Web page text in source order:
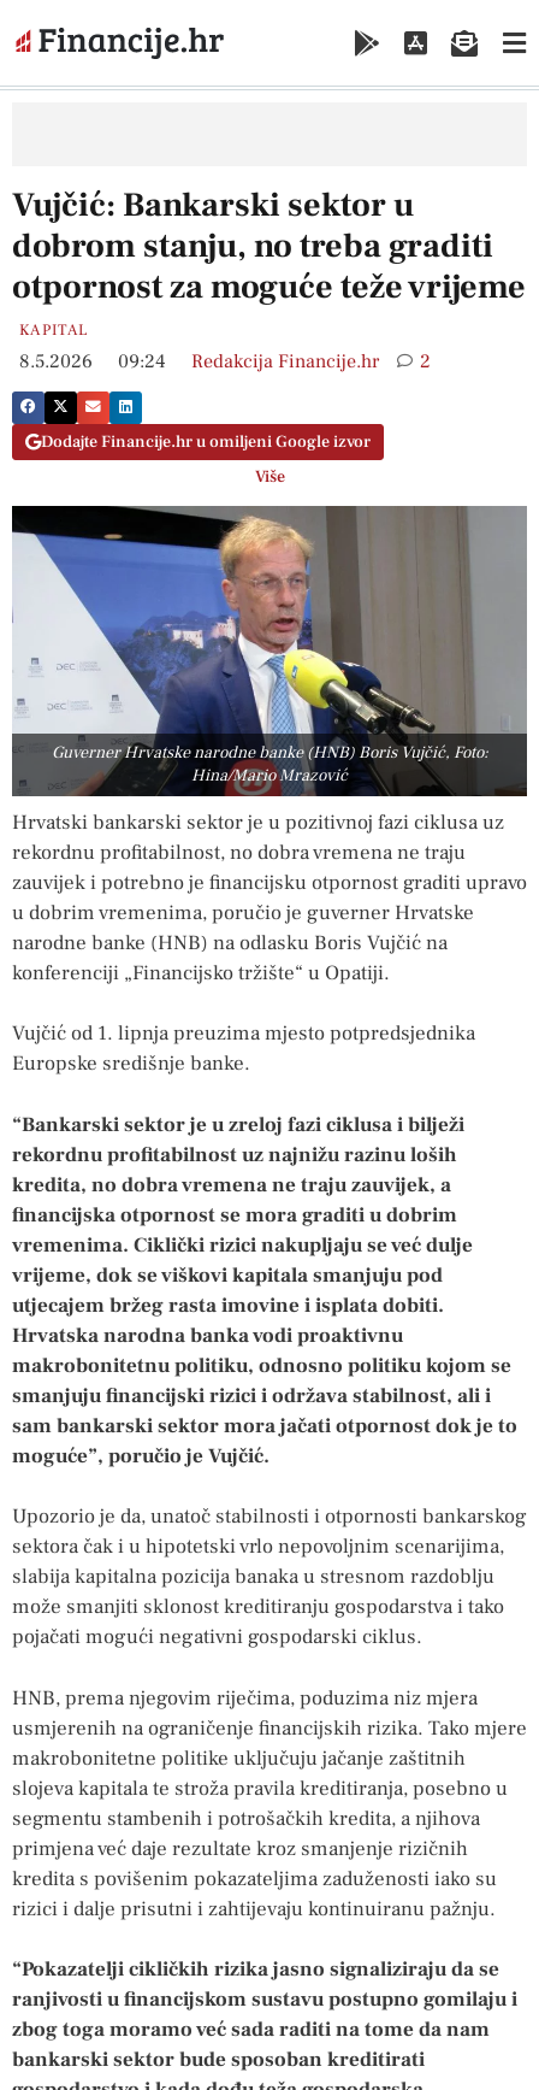
Vujčić: Bankarski sektor u
dobrom stanju, no treba graditi
otpornost za moguće teže vrijeme
KAPITAL
8.5.2026 09:24 Redakcija Financije.hr 2
Dodajte Financije.hr u omiljeni Google izvor
Više
Guverner Hrvatske narodne banke (HNB) Boris Vujčić, Foto:
Hina/Mario Mrazović
Hrvatski bankarski sektor je u pozitivnoj fazi ciklusa uz
rekordnu profitabilnost, no dobra vremena ne traju
zauvijek i potrebno je financijsku otpornost graditi upravo
u dobrim vremenima, poručio je guverner Hrvatske
narodne banke (HNB) na odlasku Boris Vujčić na
konferenciji „Financijsko tržište“ u Opatiji.
Vujčić od 1. lipnja preuzima mjesto potpredsjednika
Europske središnje banke.
“Bankarski sektor je u zreloj fazi ciklusa i bilježi
rekordnu profitabilnost uz najnižu razinu loših
kredita, no dobra vremena ne traju zauvijek, a
financijska otpornost se mora graditi u dobrim
vremenima. Ciklički rizici nakupljaju se već dulje
vrijeme, dok se viškovi kapitala smanjuju pod
utjecajem bržeg rasta imovine i isplata dobiti.
Hrvatska narodna banka vodi proaktivnu
makrobonitetnu politiku, odnosno politiku kojom se
smanjuju financijski rizici i održava stabilnost, ali i
sam bankarski sektor mora jačati otpornost dok je to
moguće”, poručio je Vujčić.
Upozorio je da, unatoč stabilnosti i otpornosti bankarskog
sektora čak i u hipotetski vrlo nepovoljnim scenarijima,
slabija kapitalna pozicija banaka u stresnom razdoblju
može smanjiti sklonost kreditiranju gospodarstva i tako
pojačati mogući negativni gospodarski ciklus.
HNB, prema njegovim riječima, poduzima niz mjera
usmjerenih na ograničenje financijskih rizika. Tako mjere
makrobonitetne politike uključuju jačanje zaštitnih
slojeva kapitala te stroža pravila kreditiranja, posebno u
segmentu stambenih i potrošačkih kredita, a njihova
primjena već daje rezultate kroz smanjenje rizičnih
kredita s povišenim pokazateljima zaduženosti iako su
rizici i dalje prisutni i zahtijevaju kontinuiranu pažnju.
“Pokazatelji cikličkih rizika jasno signaliziraju da se
ranjivosti u financijskom sustavu postupno gomilaju i
zbog toga moramo već sada raditi na tome da nam
bankarski sektor bude sposoban kreditirati